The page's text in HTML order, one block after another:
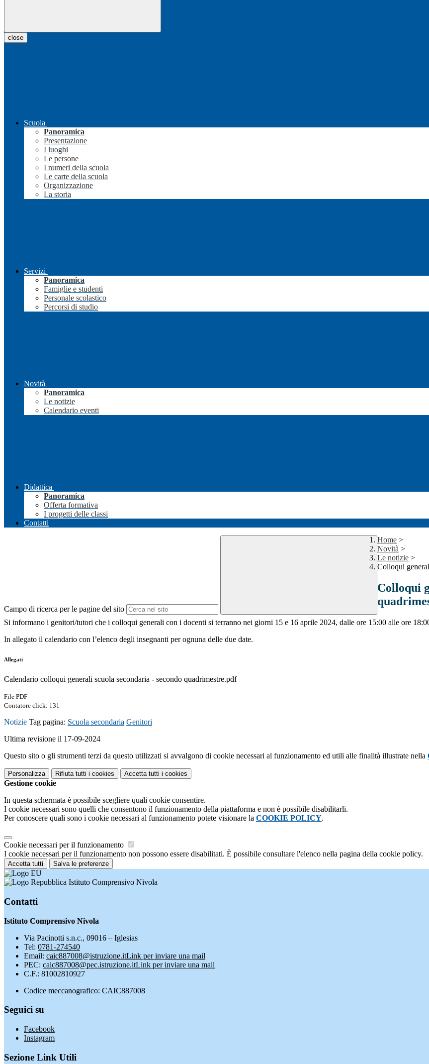
close
Scuola
Panoramica
Presentazione
I luoghi
Le persone
I numeri della scuola
Le carte della scuola
Organizzazione
La storia
Servizi
Panoramica
Famiglie e studenti
Personale scolastico
Percorsi di studio
Novità
Panoramica
Le notizie
Calendario eventi
Didattica
Panoramica
Offerta formativa
I progetti delle classi
Contatti
Campo di ricerca per le pagine del sito
Home >
Novità >
Le notizie >
Colloqui
Colloqui
Si informano i genitori/tutori che i colloqui generali con i docenti si terranno nei giorni 15 e 16 aprile 2024, dalle ore 15:00 alle ore
In allegato il calendario con l’elenco degli insegnanti per ognuna delle due date.
Allegati
Calendario colloqui generali scuola secondaria - secondo quadrimestre.pdf
File PDF
Contatore click: 131
Notizie Tag pagina: Scuola secondaria Genitori
Ultima revisione il 17-09-2024
Questo sito o gli strumenti terzi da questo utilizzati si avvalgono di cookie necessari al funzionamento ed utili alle finalità illustrate nella
Personalizza Rifiuta tutti i cookies Accetta tutti i cookies
Gestione cookie
In questa schermata è possibile scegliere quali cookie consentire.
I cookie necessari sono quelli che consentono il funzionamento della piattaforma e non è possibile disabilitarli.
Per conoscere quali sono i cookie necessari al funzionamento potete visionare la COOKIE POLICY.
Cookie necessari per il funzionamento
I cookie necessari per il funzionamento non possono essere disabilitati. È possibile consultare l'elenco nella pagina della cookie policy.
Accetta tutti Salva le preferenze
Istituto Comprensivo Nivola
Contatti
Istituto Comprensivo Nivola
Via Pacinotti s.n.c., 09016 – Iglesias
Tel: 0781-274540
Email: caic887008@istruzione.itLink per inviare una mail
PEC: caic887008@pec.istruzione.itLink per inviare una mail
C.F.: 81002810927
Codice meccanografico: CAIC887008
Seguici su
Facebook
Instagram
Sezione Link Utili